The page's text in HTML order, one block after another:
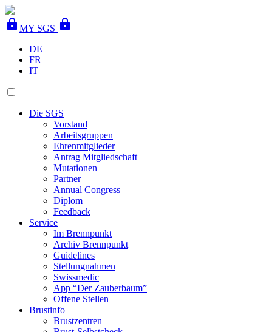
lock MY SGS lock
DE
FR
IT
Die SGS
Vorstand
Arbeitsgruppen
Ehrenmitglieder
Antrag Mitgliedschaft
Mutationen
Partner
Annual Congress
Diplom
Feedback
Service
Im Brennpunkt
Archiv Brennpunkt
Guidelines
Stellungnahmen
Swissmedic
App “Der Zauberbaum”
Offene Stellen
Brustinfo
Brustzentren